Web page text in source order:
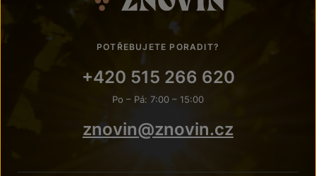
POTŘEBUJETE PORADIT?
+420 515 266 620
Po – Pá: 7:00 – 15:00
znovin@znovin.cz